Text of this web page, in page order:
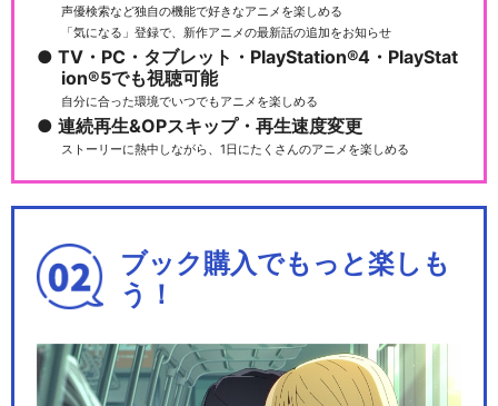
篇
銀魂オンシアター2D 一国傾城
篇
銀魂オンシアター2D 金魂篇
銀魂オンシアター2D 真選組動
声優検索など独自の機能で好きなアニメを楽しめる
「気になる」登録で、新作アニメの最新話の追加をお知らせ
TV・PC・タブレット・PlayStation®4・PlayStat
ion®5でも視聴可能
自分に合った環境でいつでもアニメを楽しめる
連続再生&OPスキップ・再生速度変更
ストーリーに熱中しながら、1日にたくさんのアニメを楽しめる
ブック購入でもっと楽しも
う！